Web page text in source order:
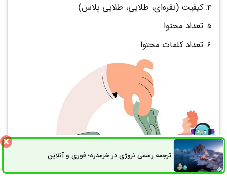
کیفیت (نقره‌ای، طلایی، طلایی پلاس)
تعداد محتوا
تعداد کلمات محتوا
ترجمه رسمی نروژی در خرمدره؛ فوری و آنلاینثبت سفارش راه های ارتباطی